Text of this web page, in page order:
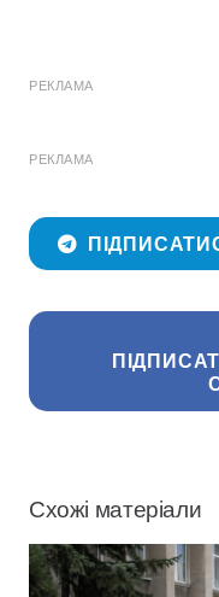
РЕКЛАМА
РЕКЛАМА
Схожі матеріали